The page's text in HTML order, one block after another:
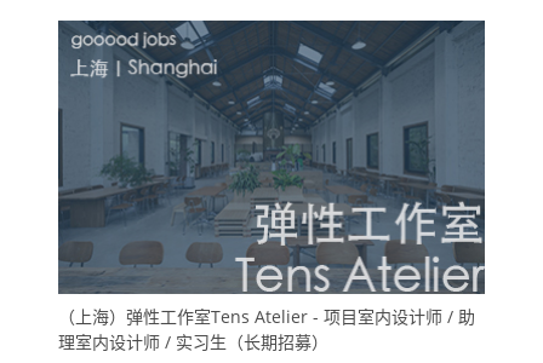
（上海）弹性工作室Tens Atelier - 项目室内设计师 / 助
理室内设计师 / 实习生（长期招募）